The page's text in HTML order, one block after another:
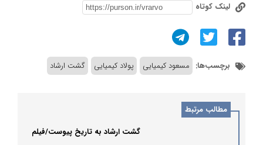
لینک کوتاه
برچسب‌ها: مسعود کیمیایی پولاد کیمیایی گشت ارشاد
مطالب مرتبط
گشت‌ ارشاد به تاریخ پیوست/فیلم